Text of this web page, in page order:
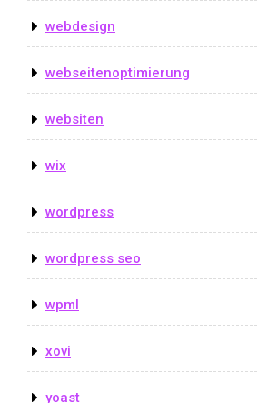
webdesign
webseitenoptimierung
websiten
wix
wordpress
wordpress seo
wpml
xovi
yoast